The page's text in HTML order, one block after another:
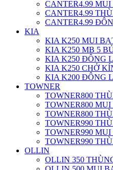
CANTER4.99
CANTER4.99
CANTER4.99
KIA
KIA K250 MUI
KIA K250 MB 5
KIA K250 ĐÔNG
KIA K250 CHỞ
KIA K200 ĐÔNG
TOWNER
TOWNER800
TOWNER800
TOWNER800
TOWNER990
TOWNER990
TOWNER990
OLLIN
OLLIN 350